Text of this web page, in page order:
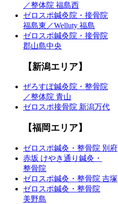
／整体院 福島西
ゼロスポ鍼灸院・接骨院
福島東／Welluty 福島
ゼロスポ鍼灸院・接骨院
郡山島中央
【新潟エリア】
ぜろすぽ鍼灸院・整骨院
／整体院 青山
ゼロスポ接骨院 新潟万代
【福岡エリア】
ゼロスポ鍼灸・整骨院 別府
赤坂 けやき通り鍼灸・
整骨院
ゼロスポ鍼灸・整骨院 吉塚
ゼロスポ鍼灸・整骨院
美野島